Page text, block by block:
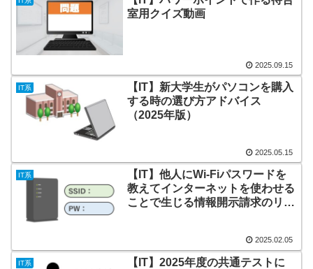
室用クイズ動画
2025.09.15
IT系
【IT】新大学生がパソコンを購入
する時の選び方アドバイス
（2025年版）
2025.05.15
IT系
【IT】他人にWi-Fiパスワードを
教えてインターネットを使わせる
ことで生じる情報開示請求のリス
2025.02.05
IT系
【IT】2025年度の共通テストに